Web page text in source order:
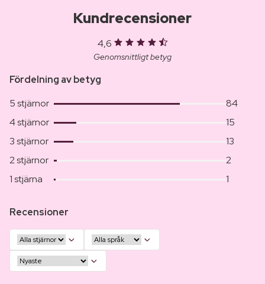
Kundrecensioner
4,6
Genomsnittligt betyg
Fördelning av betyg
5 stjärnor
84
4 stjärnor
15
3 stjärnor
13
2 stjärnor
2
1 stjärna
1
Recensioner